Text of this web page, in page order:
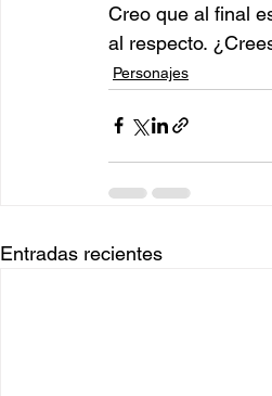
Creo que al final
al respecto.
Personajes
Entradas recientes